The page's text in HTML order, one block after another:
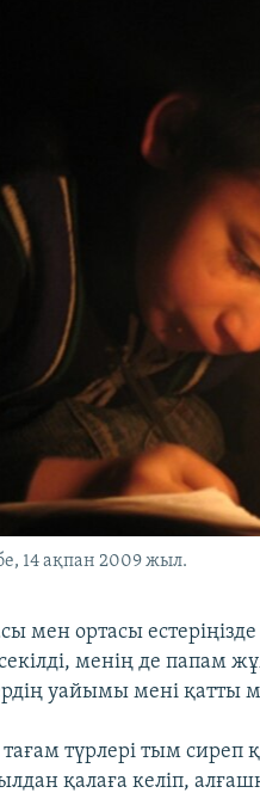
14 ақпан 2009 жыл.
мен ортасы
менің де папам
уайымы мені қатты
түрлері тым сиреп
қалаға келіп,